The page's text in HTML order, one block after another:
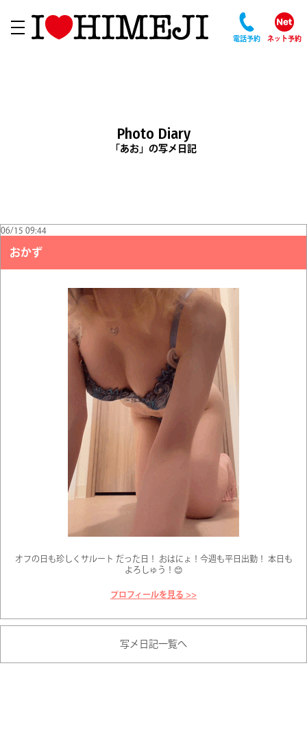
電話予約 ネット予約
Photo Diary
「あお」の写メ日記
06/15 09:44
おかず
オフの日も珍しくサルート だった日！ おはにょ！今週も平日出勤！ 本日も
よろしゅう！😊
プロフィールを見る >>
写メ日記一覧へ